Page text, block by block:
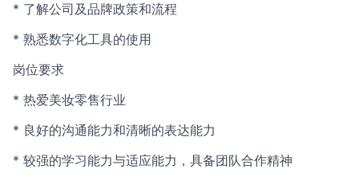
* 了解公司及品牌政策和流程
* 熟悉数字化工具的使用
岗位要求
* 热爱美妆零售行业
* 良好的沟通能力和清晰的表达能力
* 较强的学习能力与适应能力，具备团队合作精神